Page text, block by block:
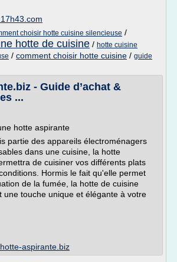
choisir hotte cuisine silencieuse /
hotte de cuisine / hotte cuisine
/ comment choisir hotte cuisine / guide
- Guide d’achat &
...
hotte aspirante
partie des appareils électroménagers
dans une cuisine, la hotte
de cuisiner vos différents plats
Hormis le fait qu'elle permet
de la fumée, la hotte de cuisine
une touche unique et élégante à votre
aspirante.biz